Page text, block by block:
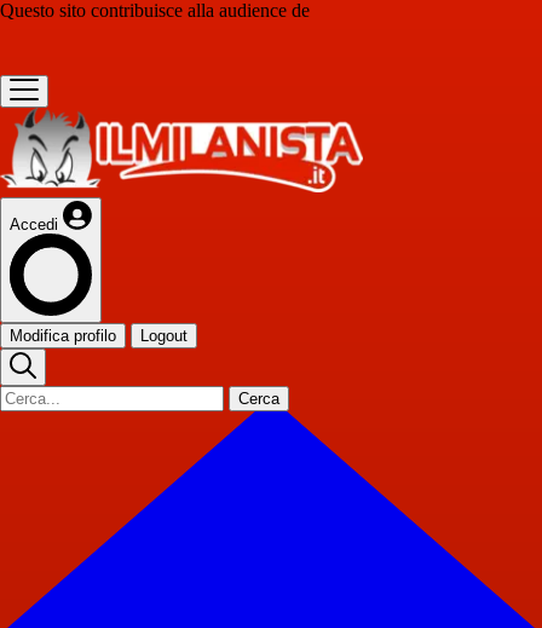
Questo sito contribuisce alla audience de
Accedi
Modifica profilo Logout
Cerca